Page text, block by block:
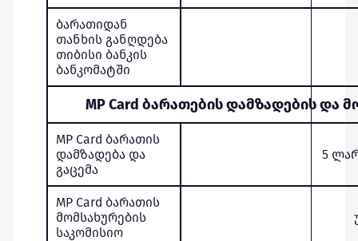
ბარათიდან
თანხის განღდება
თიბისი ბანკის
ბანკომატში
MP Card ბარათების დამზადების და
MP Card ბარათის
დამზადება და
გაცემა
5
MP Card ბარათის
მომსახურების
საკომისიო